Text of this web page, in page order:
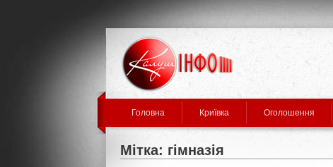
Головна Криївка Оголошення
Мітка: гімназія